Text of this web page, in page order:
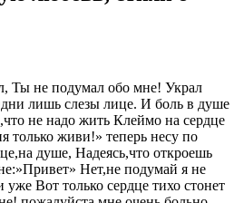
Ты не подумал обо мне! Украл
лишь слезы лице. И боль в душе
не надо жить Клеймо на сердце
только живи!» теперь несу по
душе, Надеясь,что откроешь
Нет,не подумай я не
уже Вот только сердце тихо стонет